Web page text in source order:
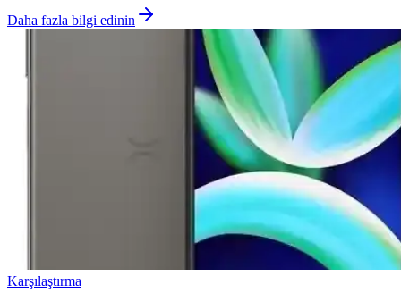
Daha fazla bilgi edinin
Karşılaştırma